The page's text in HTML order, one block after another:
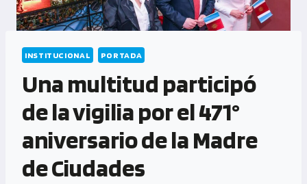
INSTITUCIONAL PORTADA
Una multitud participó
de la vigilia por el 471°
aniversario de la Madre
de Ciudades